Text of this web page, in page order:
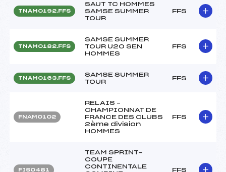
TNAM0192.FFS
SAUT TC HOMMES
SAMSE SUMMER
TOUR
FFS
TNAM0182.FFS
SAMSE SUMMER
TOUR U20 SEN
HOMMES
FFS
TNAM0163.FFS
SAMSE SUMMER
TOUR
FFS
FNAM0102
RELAIS –
CHAMPIONNAT DE
FRANCE DES CLUBS
2ème division
HOMMES
FFS
FIS0481
TEAM SPRINT-
COUPE
CONTINENTALE
FFS